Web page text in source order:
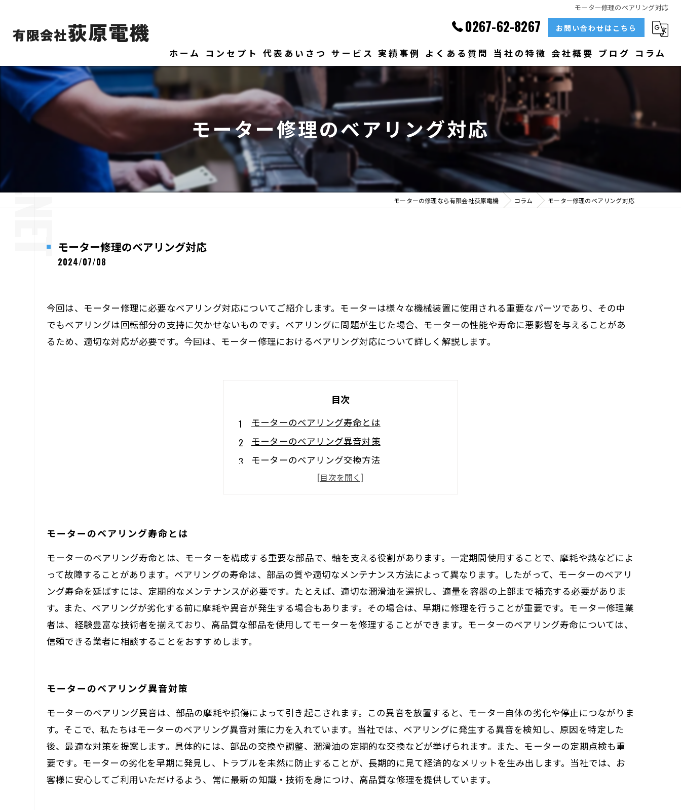
モーター修理のベアリング対応
0267-62-8267 お問い合わせはこちら
ホーム コンセプト 代表あいさつ サービス 実績事例 よくある質問 当社の特徴
ベアリング
大型
メンテナンス
販売
会社概要 ブログ コラム
モーター修理のベアリング対応
モーターの修理なら有限会社荻原電機 コラム モーター修理のベアリング対応
モーター修理のベアリング対応
2024/07/08
今回は、モーター修理に必要なベアリング対応についてご紹介します。モーターは様々な機械装置に使用される重要なパーツであり、その中
でもベアリングは回転部分の支持に欠かせないものです。ベアリングに問題が生じた場合、モーターの性能や寿命に悪影響を与えることがあ
るため、適切な対応が必要です。今回は、モーター修理におけるベアリング対応について詳しく解説します。
目次
モーターのベアリング寿命とは
モーターのベアリング異音対策
モーターのベアリング交換方法
適切なベアリングの選定方法
モーターのベアリング予防メンテナンス
モーターのベアリング寿命とは
モーターのベアリング寿命とは、モーターを構成する重要な部品で、軸を支える役割があります。一定期間使用することで、摩耗や熱などによ
って故障することがあります。ベアリングの寿命は、部品の質や適切なメンテナンス方法によって異なります。したがって、モーターのベアリ
ング寿命を延ばすには、定期的なメンテナンスが必要です。たとえば、適切な潤滑油を選択し、適量を容器の上部まで補充する必要がありま
す。また、ベアリングが劣化する前に摩耗や異音が発生する場合もあります。その場合は、早期に修理を行うことが重要です。モーター修理業
者は、経験豊富な技術者を揃えており、高品質な部品を使用してモーターを修理することができます。モーターのベアリング寿命については、
信頼できる業者に相談することをおすすめします。
モーターのベアリング異音対策
モーターのベアリング異音は、部品の摩耗や損傷によって引き起こされます。この異音を放置すると、モーター自体の劣化や停止につながりま
す。そこで、私たちはモーターのベアリング異音対策に力を入れています。当社では、ベアリングに発生する異音を検知し、原因を特定した
後、最適な対策を提案します。具体的には、部品の交換や調整、潤滑油の定期的な交換などが挙げられます。また、モーターの定期点検も重
要です。モーターの劣化を早期に発見し、トラブルを未然に防止することが、長期的に見て経済的なメリットを生み出します。当社では、お
客様に安心してご利用いただけるよう、常に最新の知識・技術を身につけ、高品質な修理を提供しています。